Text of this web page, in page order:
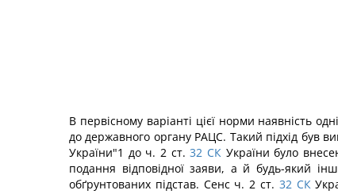
В первісному варіанті цієї норми наявність
до державного органу РАЦС. Такий підхід був
України"1 до ч. 2 ст. 32 СК України було
подання відповідної заяви, а й будь-який
обґрунтованих підстав. Сенс ч. 2 ст. 32 СК